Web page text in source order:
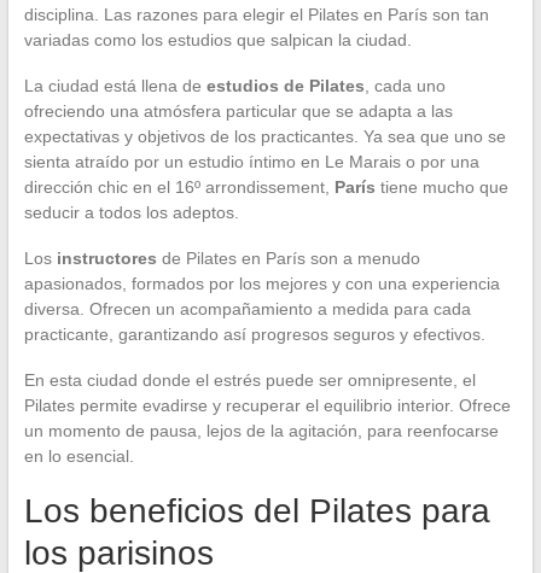
disciplina. Las razones para elegir el Pilates en París son tan
variadas como los estudios que salpican la ciudad.
La ciudad está llena de estudios de Pilates , cada uno
ofreciendo una atmósfera particular que se adapta a las
expectativas y objetivos de los practicantes. Ya sea que uno se
sienta atraído por un estudio íntimo en Le Marais o por una
dirección chic en el 16º arrondissement, París tiene mucho que
seducir a todos los adeptos.
Los instructores de Pilates en París son a menudo
apasionados, formados por los mejores y con una experiencia
diversa. Ofrecen un acompañamiento a medida para cada
practicante, garantizando así progresos seguros y efectivos.
En esta ciudad donde el estrés puede ser omnipresente, el
Pilates permite evadirse y recuperar el equilibrio interior. Ofrece
un momento de pausa, lejos de la agitación, para reenfocarse
en lo esencial.
Los beneficios del Pilates para
los parisinos